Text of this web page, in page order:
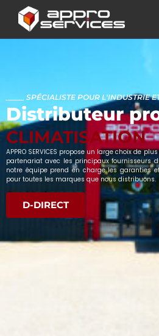
_____ SPÉCIALISTE POUR L'INDUSTRIE
Distributeur
CLIMATISATION
APPRO SERVICES propose un large choix de
partenariat avec les principaux fournisseurs
notre équipe prend en charge les garanties
pour toutes les marques que nous distribuons.
D-DIRECT